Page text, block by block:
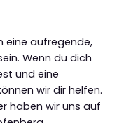
eine aufregende,
Wenn du dich
und eine
wir dir helfen.
haben wir uns auf